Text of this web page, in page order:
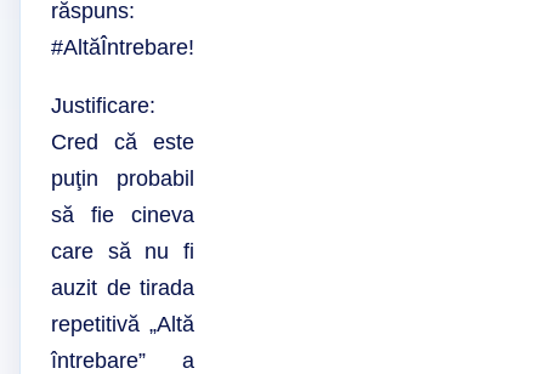
răspuns:
#AltăÎntrebare!
Justificare:
Cred că este
puţin probabil
să fie cineva
care să nu fi
auzit de tirada
repetitivă „Altă
întrebare” a